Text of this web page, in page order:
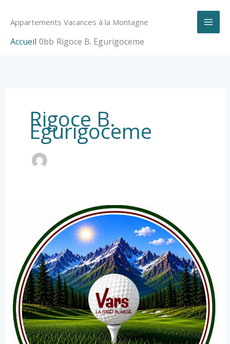
contenu
Appartements Vacances à la Montagne
Accueil Rigoce B. Egurigoceme
Rigoce B.
Egurigoceme